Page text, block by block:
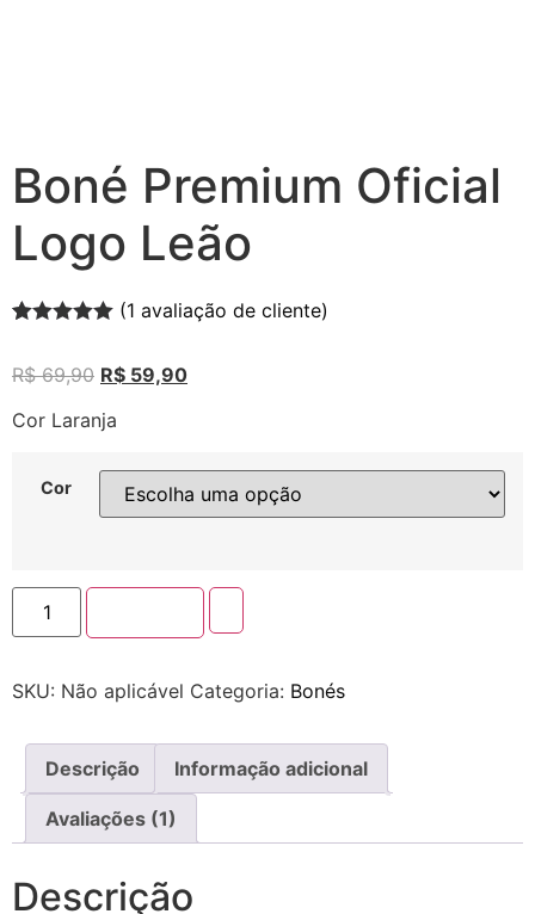
Boné Premium Oficial
Logo Leão
5, com
avaliação de
cliente
(1 avaliação de cliente)
R$69,90 R$ 59,90
Cor Laranja
Cor
SKU: Não aplicável Categoria: Bonés
Descrição Informação adicional
Avaliações (1)
Descrição